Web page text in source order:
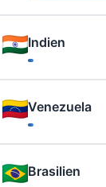
Indien
Venezuela
Brasilien